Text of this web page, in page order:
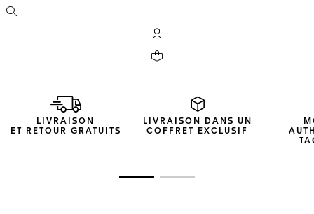
Ouvrir la barre de recherche
Compte My TAG Heuer
Votre panier contient 0 produit(s)
LIVRAISON
ET RETOUR GRATUITS
LIVRAISON DANS UN
COFFRET EXCLUSIF